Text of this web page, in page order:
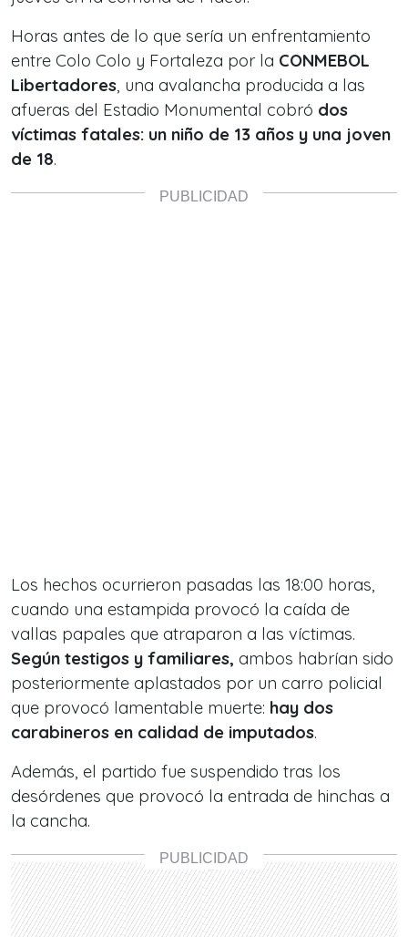
Horas antes de lo que sería un enfrentamiento
entre Colo Colo y Fortaleza por la CONMEBOL
Libertadores, una avalancha producida a las
afueras del Estadio Monumental cobró dos
víctimas fatales: un niño de 13 años y una joven
de 18.
Los hechos ocurrieron pasadas las 18:00 horas,
cuando una estampida provocó la caída de
vallas papales que atraparon a las víctimas.
Según testigos y familiares, ambos habrían sido
posteriormente aplastados por un carro policial
que provocó lamentable muerte: hay dos
carabineros en calidad de imputados.
Además, el partido fue suspendido tras los
desórdenes que provocó la entrada de hinchas a
la cancha.